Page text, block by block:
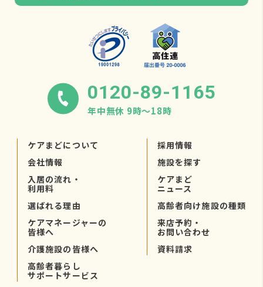
0120-89-1165
年中無休 9時〜18時
ケアまどについて
会社情報
入居の流れ・
利用料
選ばれる理由
ケアマネージャーの
皆様へ
介護施設の皆様へ
高齢者暮らし
サポートサービス
採用情報
施設を探す
ケアまど
ニュース
高齢者向け施設の種類
来店予約・
お問い合わせ
資料請求